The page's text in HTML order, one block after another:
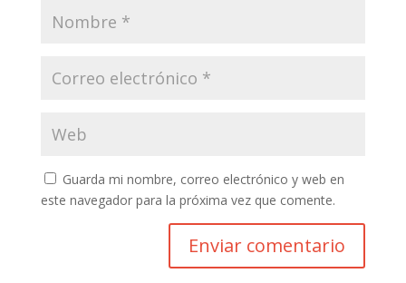
Guarda mi nombre, correo electrónico y web en
este navegador para la próxima vez que comente.